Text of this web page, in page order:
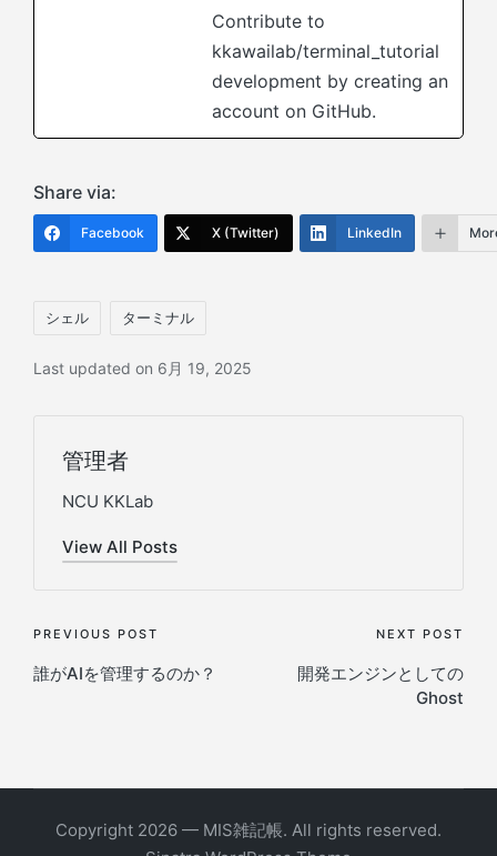
Contribute to
kkawailab/terminal_tutorial
development by creating an
account on GitHub.
Share via:
Facebook X (Twitter) LinkedIn
シェル ターミナル
Last updated on 6月 19, 2025
管理者
NCU KKLab
View All Posts
Post
navigation
PREVIOUS POST
誰がAIを管理するのか？
NEXT POST
開発エンジンとしての
Ghost
Copyright 2026 — MIS雑記帳. All rights reserved.